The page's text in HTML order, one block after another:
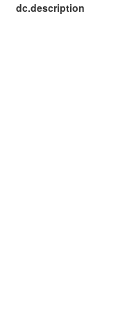
dc.description